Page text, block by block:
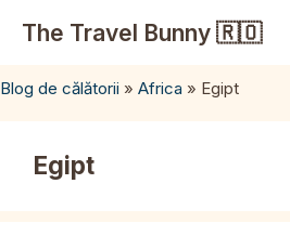
The Travel Bunny 🇷🇴
Blog de călătorii » Africa » Egipt
Egipt